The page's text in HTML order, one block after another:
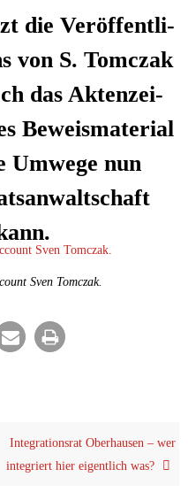
die Ver­öf­fent­li­
von S. Tomc­zak
das Akten­zei­
Beweis­ma­te­ri­al
Umwe­ge nun
Sven Tomczak.
Inte­gra­ti­ons­rat Ober­hau­sen – wer
inte­griert hier eigent­lich was?